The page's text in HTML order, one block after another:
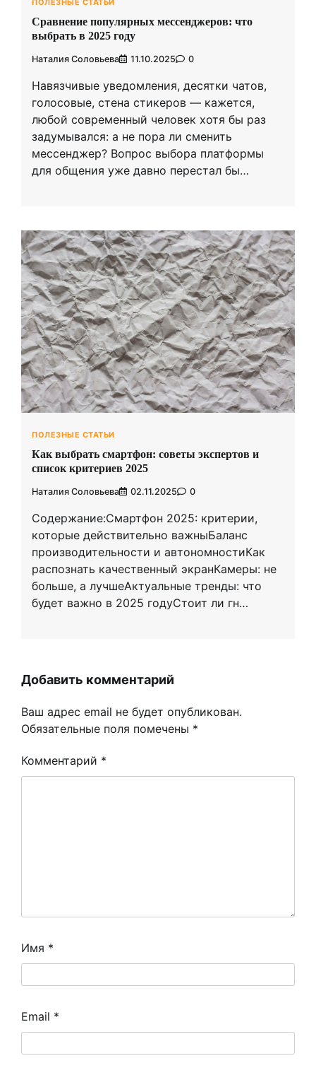
ПОЛЕЗНЫЕ СТАТЬИ
Сравнение популярных мессенджеров: что
выбрать в 2025 году
Наталия Соловьева 11.10.2025 0
Навязчивые уведомления, десятки чатов,
голосовые, стена стикеров — кажется,
любой современный человек хотя бы раз
задумывался: а не пора ли сменить
мессенджер? Вопрос выбора платформы
для общения уже давно перестал бы…
ПОЛЕЗНЫЕ СТАТЬИ
Как выбрать смартфон: советы экспертов и
список критериев 2025
Наталия Соловьева 02.11.2025 0
Содержание:Смартфон 2025: критерии,
которые действительно важныБаланс
производительности и автономностиКак
распознать качественный экранКамеры: не
больше, а лучшеАктуальные тренды: что
будет важно в 2025 годуСтоит ли гн…
Добавить комментарий
Ваш адрес email не будет опубликован.
Обязательные поля помечены *
Комментарий *
Имя *
Email *